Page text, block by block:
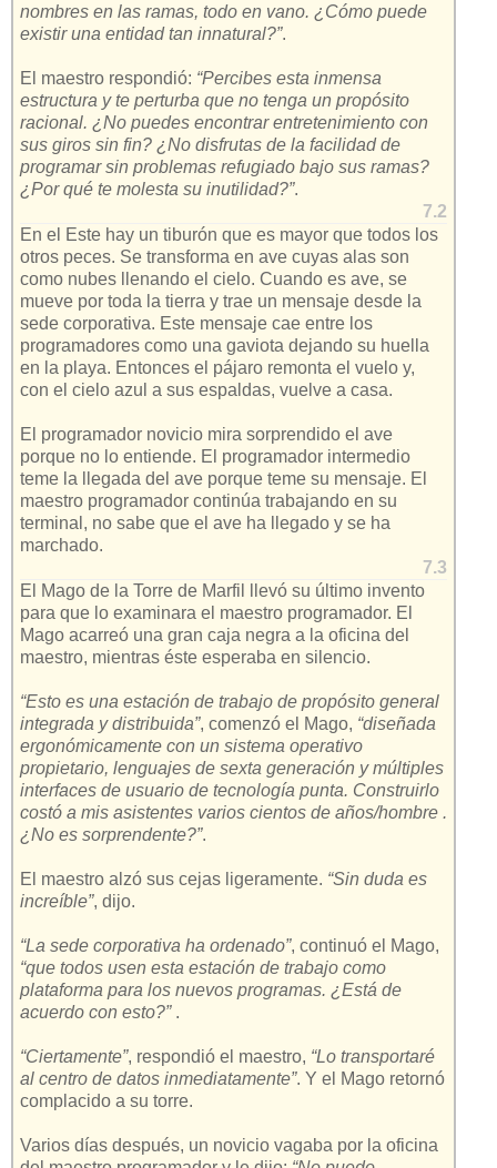
nombres en las ramas, todo en vano. ¿Cómo puede
existir una entidad tan innatural?”.
El maestro respondió: “Percibes esta inmensa
estructura y te perturba que no tenga un propósito
racional. ¿No puedes encontrar entretenimiento con
sus giros sin fin? ¿No disfrutas de la facilidad de
programar sin problemas refugiado bajo sus ramas?
¿Por qué te molesta su inutilidad?”.
7.2
En el Este hay un tiburón que es mayor que todos los
otros peces. Se transforma en ave cuyas alas son
como nubes llenando el cielo. Cuando es ave, se
mueve por toda la tierra y trae un mensaje desde la
sede corporativa. Este mensaje cae entre los
programadores como una gaviota dejando su huella
en la playa. Entonces el pájaro remonta el vuelo y,
con el cielo azul a sus espaldas, vuelve a casa.
El programador novicio mira sorprendido el ave
porque no lo entiende. El programador intermedio
teme la llegada del ave porque teme su mensaje. El
maestro programador continúa trabajando en su
terminal, no sabe que el ave ha llegado y se ha
marchado.
7.3
El Mago de la Torre de Marfil llevó su último invento
para que lo examinara el maestro programador. El
Mago acarreó una gran caja negra a la oficina del
maestro, mientras éste esperaba en silencio.
“Esto es una estación de trabajo de propósito general
integrada y distribuida”, comenzó el Mago, “diseñada
ergonómicamente con un sistema operativo
propietario, lenguajes de sexta generación y múltiples
interfaces de usuario de tecnología punta. Construirlo
costó a mis asistentes varios cientos de años/hombre .
¿No es sorprendente?”.
El maestro alzó sus cejas ligeramente. “Sin duda es
increíble”, dijo.
“La sede corporativa ha ordenado”, continuó el Mago,
“que todos usen esta estación de trabajo como
plataforma para los nuevos programas. ¿Está de
acuerdo con esto?”.
“Ciertamente”, respondió el maestro, “Lo transportaré
al centro de datos inmediatamente”. Y el Mago retornó
complacido a su torre.
Varios días después, un novicio vagaba por la oficina